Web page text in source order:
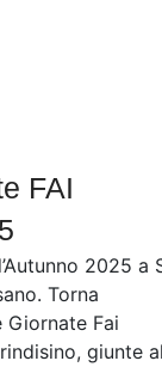
FAI
2025 a
Torna
Giornate Fai
giunte